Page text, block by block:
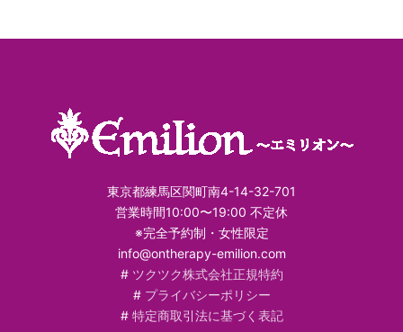
東京都練馬区関町南4-14-32-701
営業時間10:00〜19:00 不定休
※完全予約制・女性限定
info@ontherapy-emilion.com
# ツクツク株式会社正規特約
# プライバシーポリシー
# 特定商取引法に基づく表記